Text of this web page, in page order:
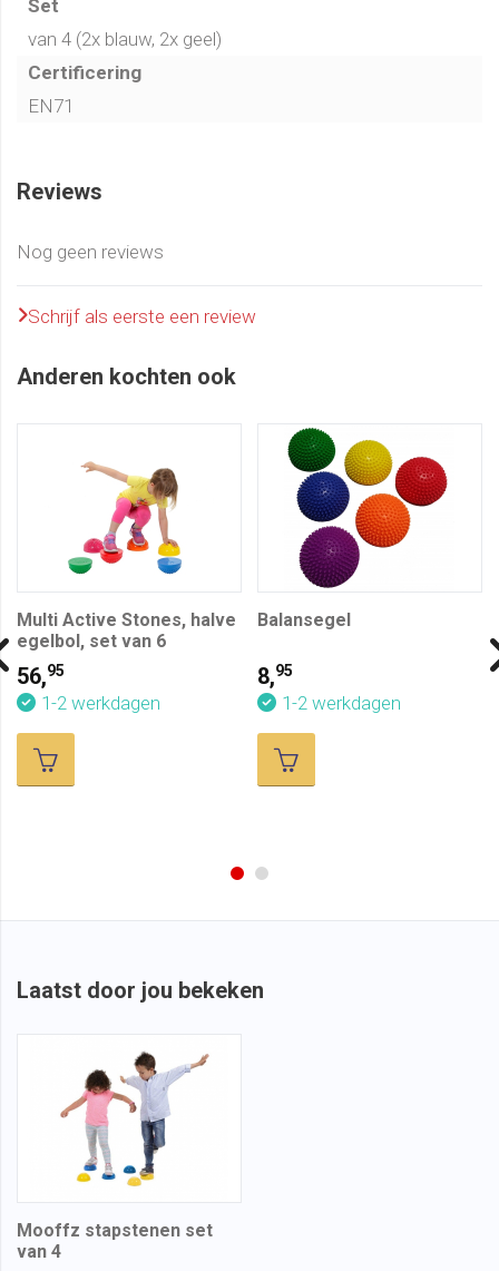
Set
van 4 (2x blauw, 2x geel)
Certificering
EN71
Reviews
Nog geen reviews
Schrijf als eerste een review
Anderen kochten ook
Multi Active Stones, halve
egelbol, set van 6
56,95
1-2 werkdagen
Balansegel
8,95
1-2 werkdagen
Laatst door jou bekeken
Mooffz stapstenen set
van 4